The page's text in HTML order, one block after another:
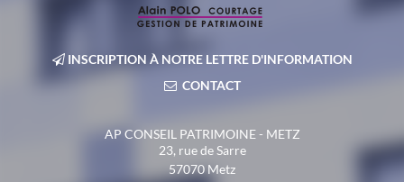
INSCRIPTION À NOTRE LETTRE D'INFORMATION
CONTACT
AP CONSEIL PATRIMOINE - METZ
23, rue de Sarre
57070Metz